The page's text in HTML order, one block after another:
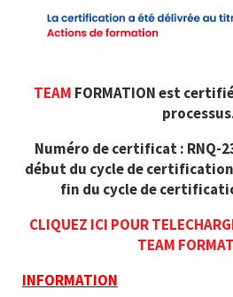
TEAM FORMATION est
Numéro de certificat : RNQ-
début du cycle de certification
fin du cycle de
CLIQUEZ ICI POUR
TEAM
INFORMATION